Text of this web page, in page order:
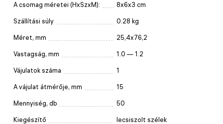
A csomag méretei (HxSzxM): 8x6x3 cm
Szállítási súly 0.28 kg
Méret, mm 25,4x76,2
Vastagság, mm 1.0 — 1.2
Vájulatok száma 1
A vájulat átmérője, mm 15
Mennyiség, db 50
Kiegészítő lecsiszolt szélek